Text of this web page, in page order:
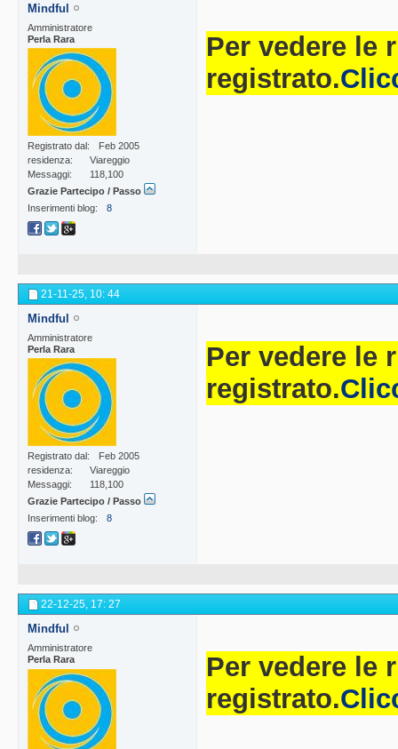
Mindful
Amministratore
Perla Rara
Registrato dal
Feb 2005
residenza
Viareggio
Messaggi
118,100
Grazie Partecipo / Passo
Inserimenti blog
8
Per vedere le
registrato.
21-11-25, 10: 44
Mindful
Amministratore
Perla Rara
Registrato dal
Feb 2005
residenza
Viareggio
Messaggi
118,100
Grazie Partecipo / Passo
Inserimenti blog
8
Per vedere le
registrato.
22-12-25, 17: 27
Mindful
Amministratore
Perla Rara
Per vedere le
registrato.